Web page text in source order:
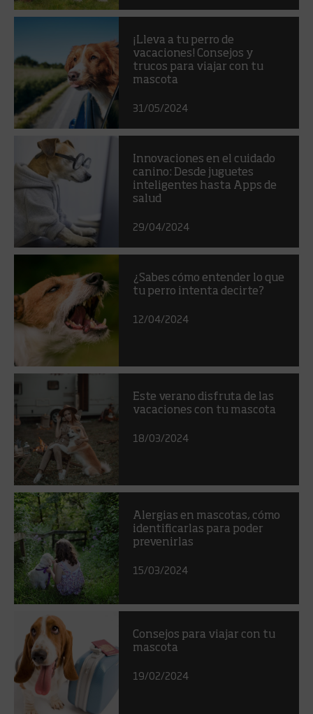
¡Lleva a tu perro de
vacaciones! Consejos y
trucos para viajar con tu
mascota
31/05/2024
Innovaciones en el cuidado
canino: Desde juguetes
inteligentes hasta Apps de
salud
29/04/2024
¿Sabes cómo entender lo que
tu perro intenta decirte?
12/04/2024
Este verano disfruta de las
vacaciones con tu mascota
18/03/2024
Alergias en mascotas, cómo
identificarlas para poder
prevenirlas
15/03/2024
Consejos para viajar con tu
mascota
19/02/2024